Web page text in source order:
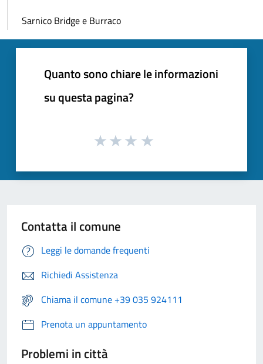
Sarnico Bridge e Burraco
Quanto sono chiare le informazioni
su questa pagina?
Contatta il comune
Leggi le domande frequenti
Richiedi Assistenza
Chiama il comune +39 035 924111
Prenota un appuntamento
Problemi in città